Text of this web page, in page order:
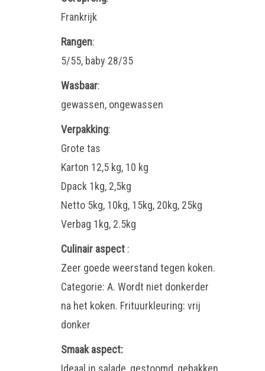
Frankrijk
Rangen:
5/55, baby 28/35
Wasbaar:
gewassen, ongewassen
Verpakking:
Grote tas
Karton 12,5 kg, 10 kg
Dpack 1kg, 2,5kg
Netto 5kg, 10kg, 15kg, 20kg, 25kg
Verbag 1kg, 2.5kg
Culinair aspect :
Zeer goede weerstand tegen koken.
Categorie: A. Wordt niet donkerder
na het koken. Frituurkleuring: vrij
donker
Smaak aspect:
Ideaal in salade, gestoomd, gebakken